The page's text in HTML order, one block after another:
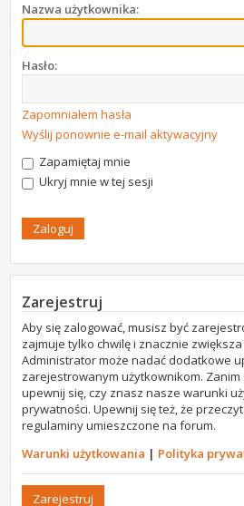
Nazwa użytkownika:
Hasło:
Zapomniałem hasła
Wyślij ponownie e-mail aktywacyjny
Zapamiętaj mnie
Ukryj mnie w tej sesji
Zarejestruj
Aby się zalogować, musisz być
zajmuje tylko chwilę i znacznie
Administrator może nadać dodatkowe
zarejestrowanym użytkownikom.
upewnij się, czy znasz nasze warunki
prywatności. Upewnij się też, że
regulaminy umieszczone na forum.
Warunki użytkowania | Polityka
Zarejestruj